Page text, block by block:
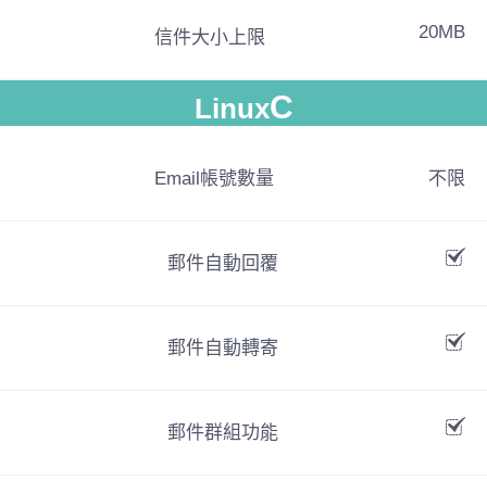
信件大小上限 20MB
LinuxC
Email帳號數量 不限
郵件自動回覆
郵件自動轉寄
郵件群組功能